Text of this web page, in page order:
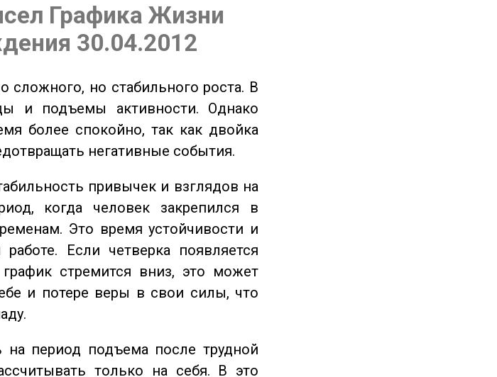
Графика Жизни
30.04.2012
сложного, но стабильного роста. В
и подъемы активности. Однако
более спокойно, так как двойка
негативные события.
привычек и взглядов на
когда человек закрепился в
Это время устойчивости и
Если четверка появляется
стремится вниз, это может
и потере веры в свои силы, что
период подъема после трудной
только на себя. В это